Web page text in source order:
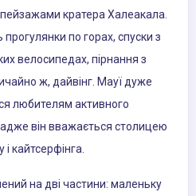
кратера Халеакала.
по горах, спуски з
велосипедах, пірнання з
ж, дайвінг. Мауї дуже
любителям активного
адже він вважається столицею
і кайтсерфінга.
на дві частини: маленьку